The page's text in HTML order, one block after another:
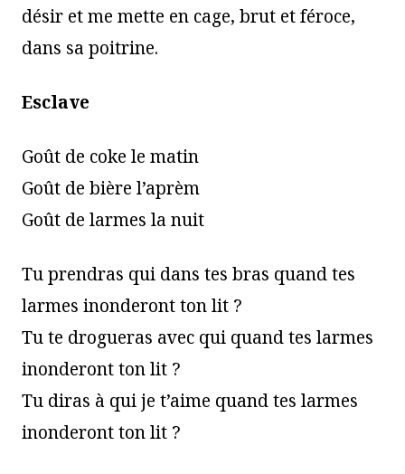
désir et me mette en cage, brut et féroce,
dans sa poitrine.
Esclave
Goût de coke le matin
Goût de bière l’aprèm
Goût de larmes la nuit
Tu prendras qui dans tes bras quand tes
larmes inonderont ton lit ?
Tu te drogueras avec qui quand tes larmes
inonderont ton lit ?
Tu diras à qui je t’aime quand tes larmes
inonderont ton lit ?